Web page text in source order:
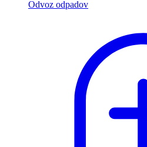
Odvoz odpadov